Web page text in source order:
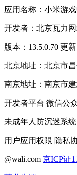
应用名称：小米游
开发者：北京瓦力
版本：13.5.0.70 更
北京地址：北京市
南京地址：南京市
开发者平台 微信公
未成年人防沉迷系统
用户应用权限 隐私
@wali.com 京ICP证